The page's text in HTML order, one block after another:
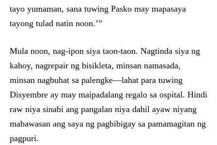
tayo yumaman, sana tuwing Pasko may mapasaya
tayong tulad natin noon.’”
Mula noon, nag-ipon siya taon-taon. Nagtinda siya ng
kahoy, nagrepair ng bisikleta, minsan namasada,
minsan nagbuhat sa palengke—lahat para tuwing
Disyembre ay may maipadalang regalo sa ospital. Hindi
raw niya sinabi ang pangalan niya dahil ayaw niyang
mabawasan ang saya ng pagbibigay sa pamamagitan ng
pagpuri.